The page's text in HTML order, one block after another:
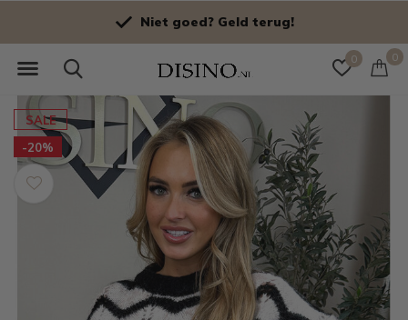
0 0
Niet goed? Geld terug!
SALE
-20%